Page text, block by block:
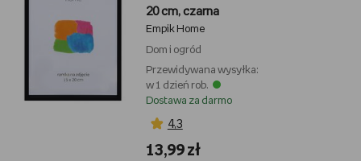
20 cm, czarna
Empik Home
Dom i ogród
Przewidywana wysyłka:
w 1 dzień rob.
Dostawa za darmo
4,3
13,99 zł